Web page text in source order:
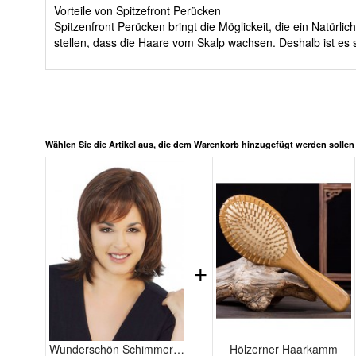
Vorteile von Spitzefront Perücken
Spitzenfront Perücken bringt die Möglickeit, die ein
stellen, dass die Haare vom Skalp wachsen. Deshalb ist
Wählen Sie die Artikel aus, die dem Warenkorb hinzugefügt werden
Wunderschön Schimmernde Gerade Echthaar Spitzefront Perücke Hölzerner Haarkamm
+